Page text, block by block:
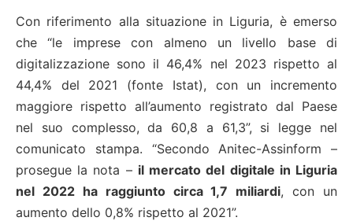
Con riferimento alla situazione in Liguria, è emerso
che “le imprese con almeno un livello base di
digitalizzazione sono il 46,4% nel 2023 rispetto al
44,4% del 2021 (fonte Istat), con un incremento
maggiore rispetto all’aumento registrato dal Paese
nel suo complesso, da 60,8 a 61,3”, si legge nel
comunicato stampa. “Secondo Anitec-Assinform –
prosegue la nota – il mercato del digitale in Liguria
nel 2022 ha raggiunto circa 1,7 miliardi, con un
aumento dello 0,8% rispetto al 2021”.